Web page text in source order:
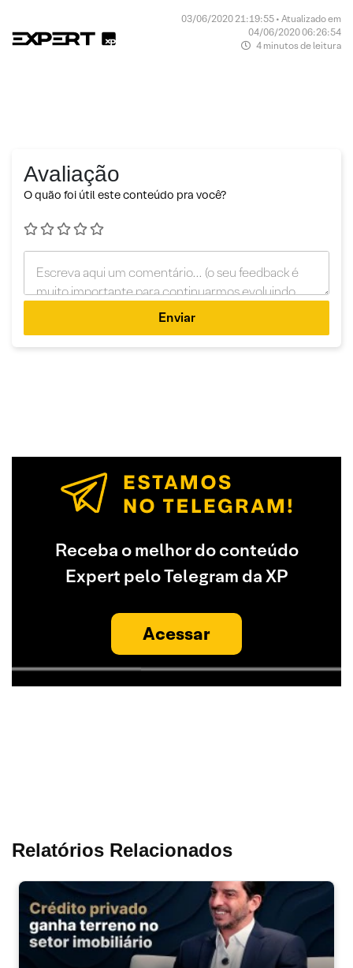
03/06/2020 21:19:55 • Atualizado em
04/06/2020 06:26:54
4 minutos de leitura
Avaliação
O quão foi útil este conteúdo pra você?
Enviar
Receba o melhor do conteúdo
Expert pelo Telegram da XP
Acessar
Relatórios Relacionados